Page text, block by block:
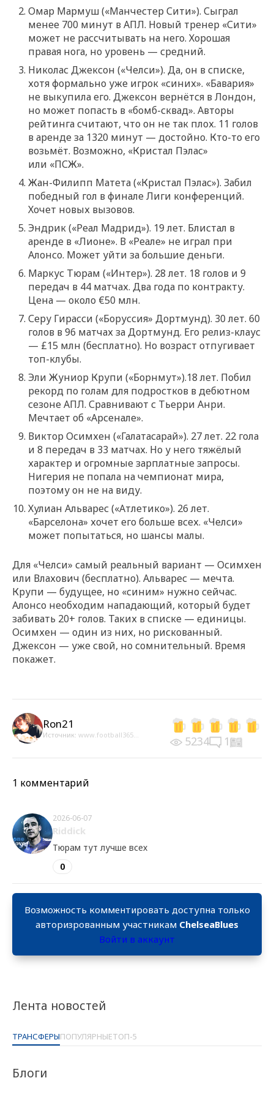
Лента новостей
ТРАНСФЕРЫПОПУЛЯРНЫЕТОП-5
Блоги
Омар Мармуш («Манчестер Сити»). Сыграл
менее 700 минут в АПЛ. Новый тренер «Сити»
может не рассчитывать на него. Хорошая
правая нога, но уровень — средний.
Николас Джексон («Челси»). Да, он в списке,
хотя формально уже игрок «синих». «Бавария»
не выкупила его. Джексон вернётся в Лондон,
но может попасть в «бомб-сквад». Авторы
рейтинга считают, что он не так плох. 11 голов
в аренде за 1320 минут — достойно. Кто-то его
возьмёт. Возможно, «Кристал Пэлас»
или «ПСЖ».
Жан-Филипп Матета («Кристал Пэлас»). Забил
победный гол в финале Лиги конференций.
Хочет новых вызовов.
Эндрик («Реал Мадрид»). 19 лет. Блистал в
аренде в «Лионе». В «Реале» не играл при
Алонсо. Может уйти за большие деньги.
Маркус Тюрам («Интер»). 28 лет. 18 голов и 9
передач в 44 матчах. Два года по контракту.
Цена — около €50 млн.
Серу Гирасси («Боруссия» Дортмунд). 30 лет. 60
голов в 96 матчах за Дортмунд. Его релиз-клаус
— £15 млн (бесплатно). Но возраст отпугивает
топ-клубы.
Эли Жуниор Крупи («Борнмут»).18 лет. Побил
рекорд по голам для подростков в дебютном
сезоне АПЛ. Сравнивают с Тьерри Анри.
Мечтает об «Арсенале».
Виктор Осимхен («Галатасарай»). 27 лет. 22 гола
и 8 передач в 33 матчах. Но у него тяжёлый
характер и огромные зарплатные запросы.
Нигерия не попала на чемпионат мира,
поэтому он не на виду.
Хулиан Альварес («Атлетико»). 26 лет.
«Барселона» хочет его больше всех. «Челси»
может попытаться, но шансы малы.
Для «Челси» самый реальный вариант — Осимхен
или Влахович (бесплатно). Альварес — мечта.
Крупи — будущее, но «синим» нужно сейчас.
Алонсо необходим нападающий, который будет
забивать 20+ голов. Таких в списке — единицы.
Осимхен — один из них, но рискованный.
Джексон — уже свой, но сомнительный. Время
покажет.
Ron21
Источник: www.football365... 5234 1
1 комментарий
2026-06-07
Riddick
Тюрам тут лучше всех
0
Возможность комментировать доступна только
авторизрованным участникам ChelseaBlues
Войти в аккаунт